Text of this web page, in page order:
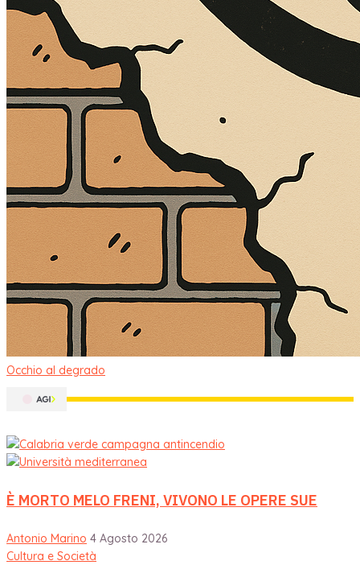
Occhio al degrado
È MORTO MELO FRENI, VIVONO LE OPERE SUE
Antonio Marino 4 Agosto 2026
Cultura e Società